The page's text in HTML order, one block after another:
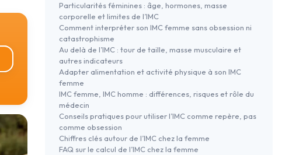
Particularités féminines : âge, hormones, masse
corporelle et limites de l’IMC
Comment interpréter son IMC femme sans obsession ni
catastrophisme
Au delà de l’IMC : tour de taille, masse musculaire et
autres indicateurs
Adapter alimentation et activité physique à son IMC
femme
IMC femme, IMC homme : différences, risques et rôle du
médecin
Conseils pratiques pour utiliser l’IMC comme repère, pas
comme obsession
Chiffres clés autour de l’IMC chez la femme
FAQ sur le calcul de l’IMC chez la femme